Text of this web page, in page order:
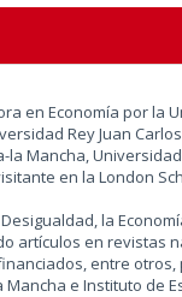
en Economía por la
Rey Juan
la Mancha,
en la London
la
artículos en revistas
entre otros,
e Instituto de